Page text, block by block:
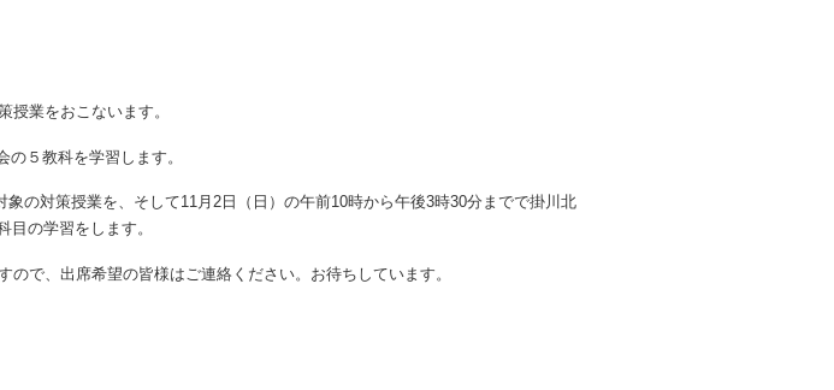
授業をおこないます。
５教科を学習します。
の対策授業を、そして11月2日（日）の午前10時から午後3時30分までで掛川北
の学習をします。
で、出席希望の皆様はご連絡ください。お待ちしています。